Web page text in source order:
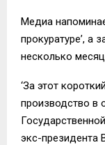
Медиа
прокуратуре’, а
несколько
‘За этот
производство в
экс-президента